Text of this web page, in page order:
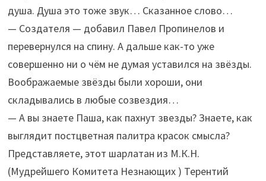
душа. Душа это тоже звук… Сказанное слово…
— Создателя — добавил Павел Пропинелов и
перевернулся на спину. А дальше как-то уже
совершенно ни о чём не думая уставился на звёзды.
Воображаемые звёзды были хороши, они
складывались в любые созвездия…
— А вы знаете Паша, как пахнут звезды? Знаете, как
выглядит постцветная палитра красок смысла?
Представляете, этот шарлатан из М.К.Н.
(Мудрейшего Комитета Незнающих ) Терентий